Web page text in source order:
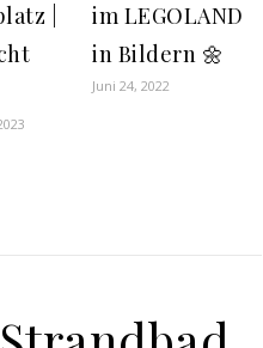
|
im LEGOLAND
in Bildern 🌼
Juni 24, 2022